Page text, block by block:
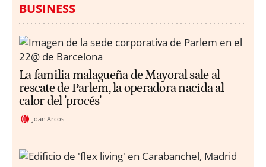
BUSINESS
La familia malagueña de Mayoral sale al
rescate de Parlem, la operadora nacida al
calor del 'procés'
Joan Arcos